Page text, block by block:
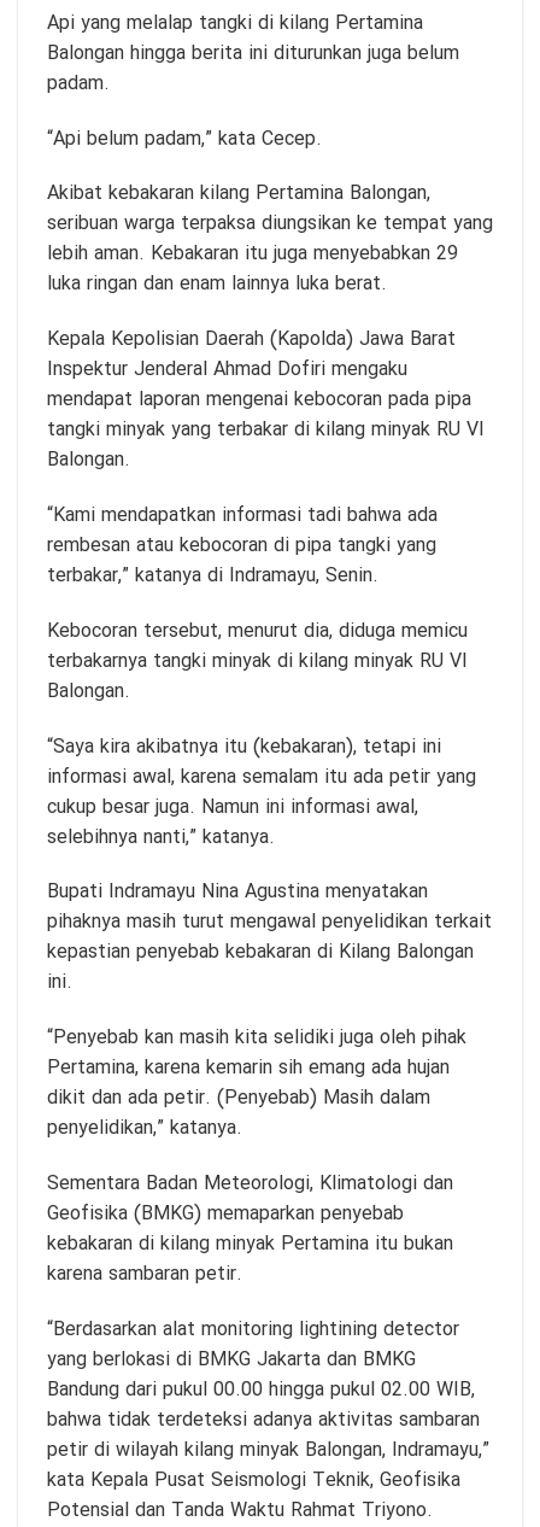
Api yang melalap tangki di kilang Pertamina
Balongan hingga berita ini diturunkan juga belum
padam.
“Api belum padam,” kata Cecep.
Akibat kebakaran kilang Pertamina Balongan,
seribuan warga terpaksa diungsikan ke tempat yang
lebih aman. Kebakaran itu juga menyebabkan 29
luka ringan dan enam lainnya luka berat.
Kepala Kepolisian Daerah (Kapolda) Jawa Barat
Inspektur Jenderal Ahmad Dofiri mengaku
mendapat laporan mengenai kebocoran pada pipa
tangki minyak yang terbakar di kilang minyak RU VI
Balongan.
“Kami mendapatkan informasi tadi bahwa ada
rembesan atau kebocoran di pipa tangki yang
terbakar,” katanya di Indramayu, Senin.
Kebocoran tersebut, menurut dia, diduga memicu
terbakarnya tangki minyak di kilang minyak RU VI
Balongan.
“Saya kira akibatnya itu (kebakaran), tetapi ini
informasi awal, karena semalam itu ada petir yang
cukup besar juga. Namun ini informasi awal,
selebihnya nanti,” katanya.
Bupati Indramayu Nina Agustina menyatakan
pihaknya masih turut mengawal penyelidikan terkait
kepastian penyebab kebakaran di Kilang Balongan
ini.
“Penyebab kan masih kita selidiki juga oleh pihak
Pertamina, karena kemarin sih emang ada hujan
dikit dan ada petir. (Penyebab) Masih dalam
penyelidikan,” katanya.
Sementara Badan Meteorologi, Klimatologi dan
Geofisika (BMKG) memaparkan penyebab
kebakaran di kilang minyak Pertamina itu bukan
karena sambaran petir.
“Berdasarkan alat monitoring lightining detector
yang berlokasi di BMKG Jakarta dan BMKG
Bandung dari pukul 00.00 hingga pukul 02.00 WIB,
bahwa tidak terdeteksi adanya aktivitas sambaran
petir di wilayah kilang minyak Balongan, Indramayu,”
kata Kepala Pusat Seismologi Teknik, Geofisika
Potensial dan Tanda Waktu Rahmat Triyono.